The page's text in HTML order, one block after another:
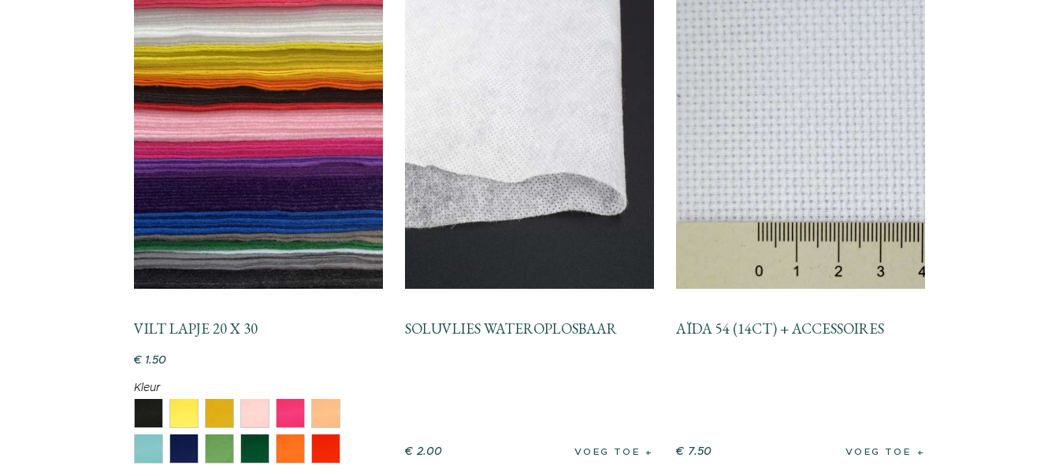
VILT LAPJE 20 X 30
€ 1.50
Kleur
SOLUVLIES WATEROPLOSBAAR
€ 2.00 VOEG TOE
AÏDA 54 (14CT) + ACCESSOIRES
€ 7.50 VOEG TOE